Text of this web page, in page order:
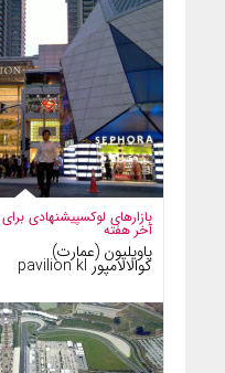
بازارهای لوکسپیشنهادی برای
آخر هفته
پاویلیون (عمارت)
کوالالامپور pavilion kl